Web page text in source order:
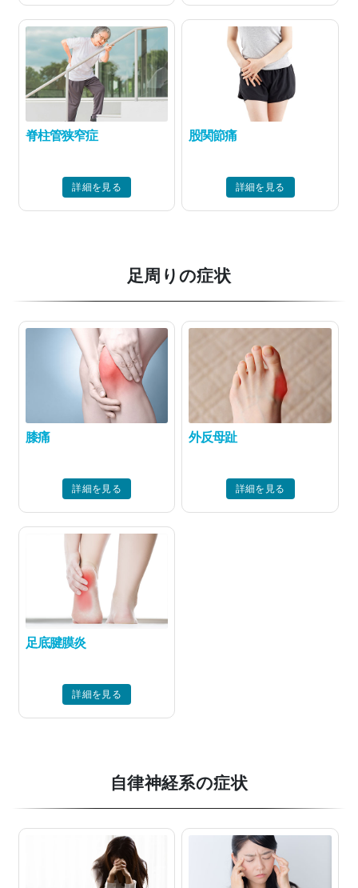
脊柱管狭窄症
詳細を見る
股関節痛
詳細を見る
足周りの症状
膝痛
詳細を見る
外反母趾
詳細を見る
足底腱膜炎
詳細を見る
自律神経系の症状